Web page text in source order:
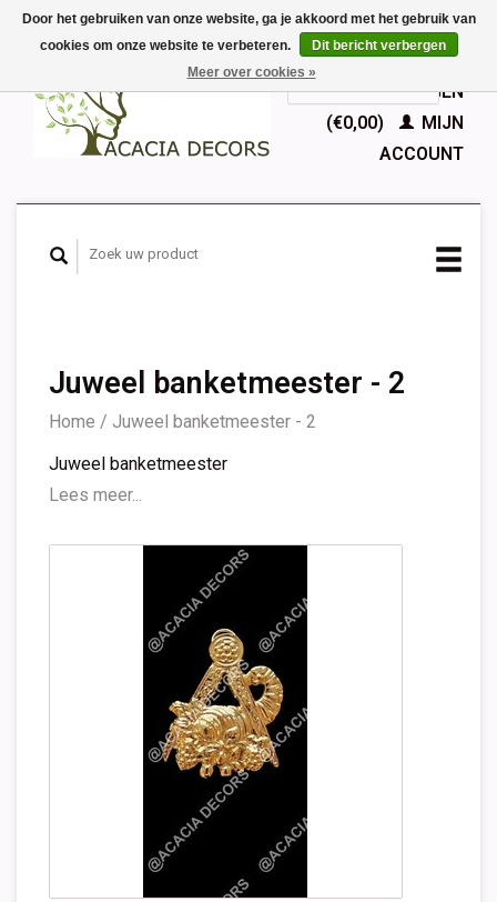
EUR
GBPNederlands
Deutsch
English
Français
WINKELWAGEN
(€0,00)
MIJN
ACCOUNT
Juweel banketmeester - 2
Home / Juweel banketmeester - 2
Juweel banketmeester
Lees meer...
Door het gebruiken van onze website, ga je akkoord met het gebruik van
cookies om onze website te verbeteren.
Dit bericht verbergen
Meer over cookies »